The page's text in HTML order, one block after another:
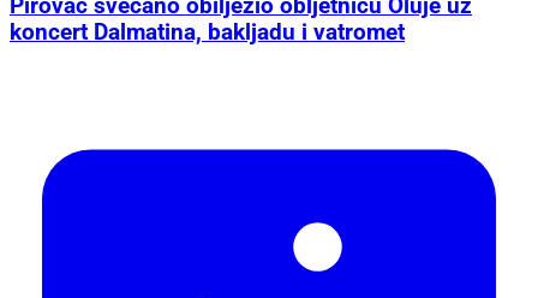
Pirovac svečano obilježio obljetnicu Oluje uz
koncert Dalmatina, bakljadu i vatromet